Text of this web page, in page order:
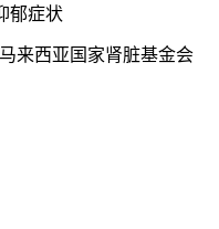
郁症状
来西亚国家肾脏基金会